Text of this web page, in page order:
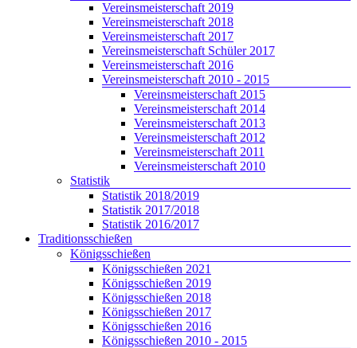
Vereinsmeisterschaft 2019
Vereinsmeisterschaft 2018
Vereinsmeisterschaft 2017
Vereinsmeisterschaft Schüler 2017
Vereinsmeisterschaft 2016
Vereinsmeisterschaft 2010 - 2015
Vereinsmeisterschaft 2015
Vereinsmeisterschaft 2014
Vereinsmeisterschaft 2013
Vereinsmeisterschaft 2012
Vereinsmeisterschaft 2011
Vereinsmeisterschaft 2010
Statistik
Statistik 2018/2019
Statistik 2017/2018
Statistik 2016/2017
Traditionsschießen
Königsschießen
Königsschießen 2021
Königsschießen 2019
Königsschießen 2018
Königsschießen 2017
Königsschießen 2016
Königsschießen 2010 - 2015